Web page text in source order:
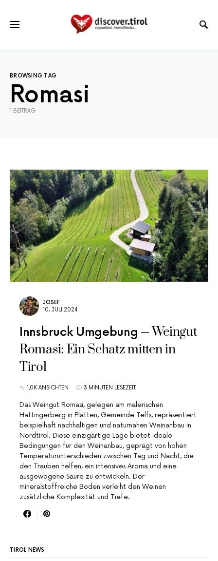
BROWSING TAG
Romasi
1 BEITRAG
JOSEF
10. JULI 2024
Innsbruck Umgebung
Weingut
Romasi: Ein Schatz mitten in
Tirol
1,0K ANSICHTEN 3 MINUTEN LESEZEIT
Das Weingut Romasi, gelegen am malerischen
Hattingerberg in Platten, Gemeinde Telfs, repräsentiert
beispielhaft nachhaltigen und naturnahen Weinanbau in
Nordtirol. Diese einzigartige Lage bietet ideale
Bedingungen für den Weinanbau, geprägt von hohen
Temperaturunterschieden zwischen Tag und Nacht, die
den Trauben helfen, ein intensives Aroma und eine
ausgewogene Säure zu entwickeln. Der
mineralstoffreiche Boden verleiht den Weinen
zusätzliche Komplexität und Tiefe.
TIROL NEWS